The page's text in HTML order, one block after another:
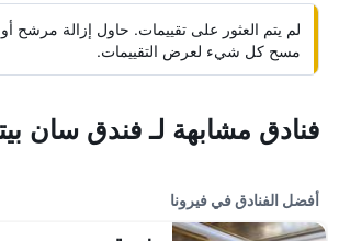
لم يتم العثور على تقييمات. حاول إزالة مرشح أو
مسح كل شيء لعرض التقييمات.
فنادق مشابهة لـ فندق سان
أفضل الفنادق في فيرونا